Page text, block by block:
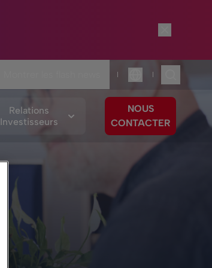
|
Langue
|
Relations
Investisseurs
NOUS
CONTACTER